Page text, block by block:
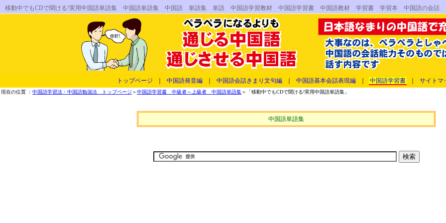
移動中でもCDで聞ける!実用中国語単語集 中国語単語集 中国語 単語集 単語 中国語学習教材 中国語学習書 中国語教材 学習書 学習本 中国語の会話
トップページ 中国語発音編 中国語会話きまり文句編 中国語基本会話表現編 中国語学習書 サイトマ
現在の位置 ： 中国語学習法・中国語勉強法 トップページ ＞中国語学習書 中級者～上級者 中国語単語集＞「移動中でもCDで聞ける!実用中国語単語集」
中国語単語集